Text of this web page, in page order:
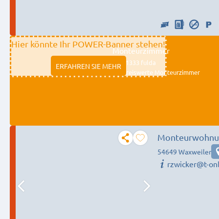
Hier könnte Ihr POWER-Banner stehen!
ERFAHREN SIE MEHR
Monteurzimmer
11333 fulda
Preiswerte Monteurzimmer
54649 Waxweiler
rzwicker@t-